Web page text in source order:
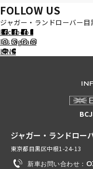
FOLLOW US
ジャガー・ランドローバー目
Facebook
Instagram
LINE
ジャガー・ランドロー
東京都目黒区中根1-24-13
新車お問い合わせ